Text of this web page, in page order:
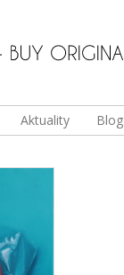
Aktuality Blog